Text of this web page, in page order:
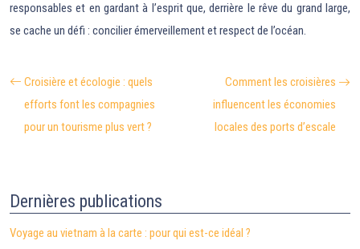
responsables et en gardant à l’esprit que, derrière le rêve du grand large,
se cache un défi : concilier émerveillement et respect de l’océan.
Croisière et écologie : quels
efforts font les compagnies
pour un tourisme plus vert ?
Comment les croisières
influencent les économies
locales des ports d’escale
Dernières publications
Voyage au vietnam à la carte : pour qui est-ce idéal ?